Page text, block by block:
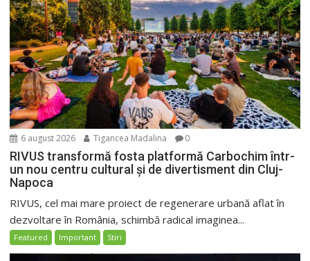
6 august 2026 Tigancea Madalina 0
RIVUS transformă fosta platformă Carbochim într-
un nou centru cultural și de divertisment din Cluj-
Napoca
RIVUS, cel mai mare proiect de regenerare urbană aflat în
dezvoltare în România, schimbă radical imaginea...
Featured Important Stiri